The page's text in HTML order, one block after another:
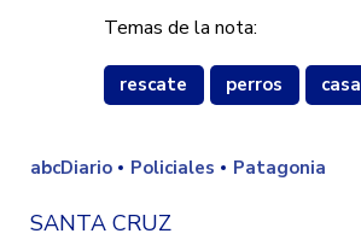
Temas de la nota:
rescate perros casa
abcDiario Policiales Patagonia
SANTA CRUZ